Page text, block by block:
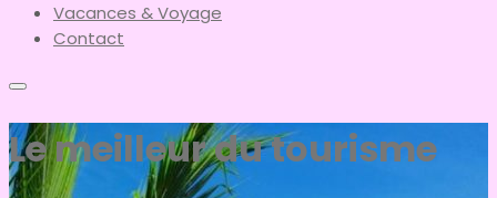
Vacances & Voyage
Contact
Le meilleur du tourisme